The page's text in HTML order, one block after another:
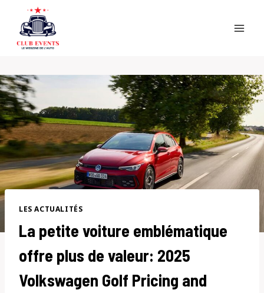
content
LES ACTUALITÉS
La petite voiture emblématique
offre plus de valeur: 2025
Volkswagen Golf Pricing and